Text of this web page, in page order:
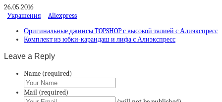
26.05.2016
Украшения
Aliexpress
Оригинальные джинсы TOPSHOP с высокой талией с Алиэкспресс
Комплект из юбки-карандаш и лифа с Алиэкспресс
Leave a Reply
Name (required)
Mail (required)